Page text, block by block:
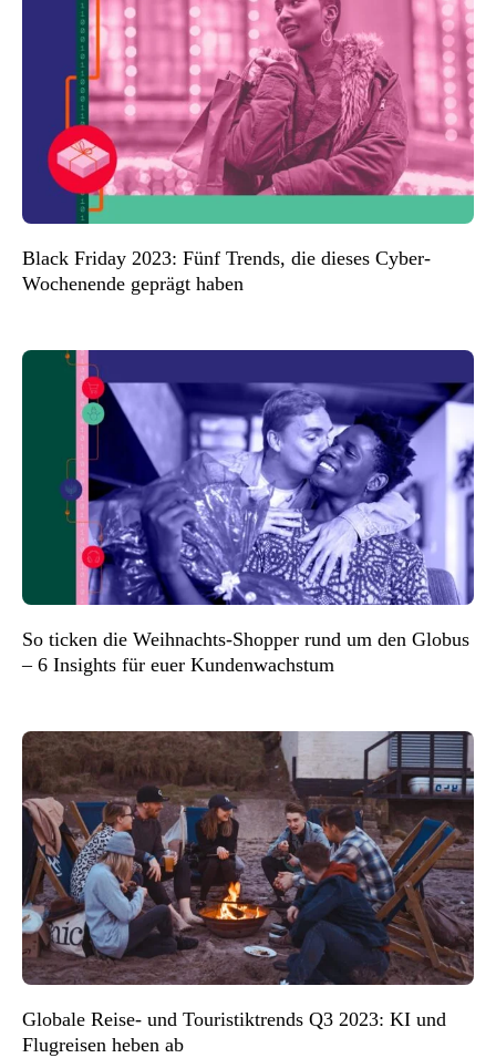
Black Friday 2023: Fünf Trends, die dieses Cyber-
Wochenende geprägt haben
So ticken die Weihnachts-Shopper rund um den Globus
– 6 Insights für euer Kundenwachstum
Globale Reise- und Touristiktrends Q3 2023: KI und
Flugreisen heben ab